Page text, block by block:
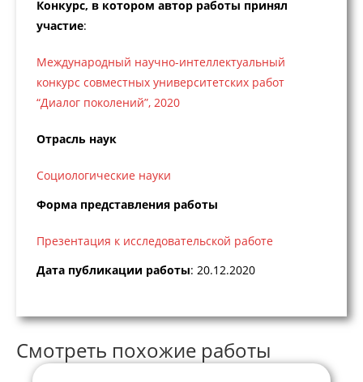
Конкурс, в котором автор работы принял
участие:
Международный научно-интеллектуальный
конкурс совместных университетских работ
“Диалог поколений”, 2020
Отрасль наук
Социологические науки
Форма представления работы
Презентация к исследовательской работе
Дата публикации работы: 20.12.2020
Смотреть похожие работы